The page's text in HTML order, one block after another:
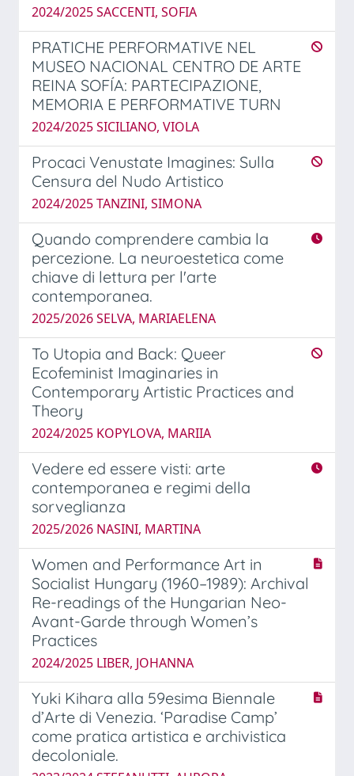
2024/2025 SACCENTI, SOFIA
PRATICHE PERFORMATIVE NEL
MUSEO NACIONAL CENTRO DE ARTE
REINA SOFÍA: PARTECIPAZIONE,
MEMORIA E PERFORMATIVE TURN
2024/2025 SICILIANO, VIOLA
Procaci Venustate Imagines: Sulla
Censura del Nudo Artistico
2024/2025 TANZINI, SIMONA
Quando comprendere cambia la
percezione. La neuroestetica come
chiave di lettura per l'arte
contemporanea.
2025/2026 SELVA, MARIAELENA
To Utopia and Back: Queer
Ecofeminist Imaginaries in
Contemporary Artistic Practices and
Theory
2024/2025 KOPYLOVA, MARIIA
Vedere ed essere visti: arte
contemporanea e regimi della
sorveglianza
2025/2026 NASINI, MARTINA
Women and Performance Art in
Socialist Hungary (1960–1989): Archival
Re-readings of the Hungarian Neo-
Avant-Garde through Women’s
Practices
2024/2025 LIBER, JOHANNA
Yuki Kihara alla 59esima Biennale
d’Arte di Venezia. ‘Paradise Camp’
come pratica artistica e archivistica
decoloniale.